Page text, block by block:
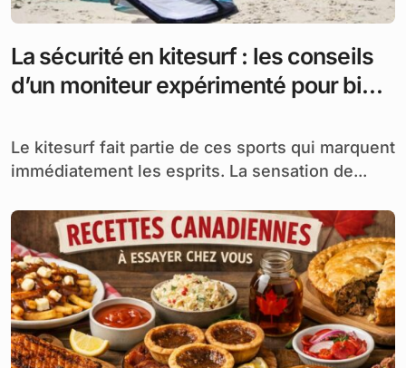
La sécurité en kitesurf : les conseils
d’un moniteur expérimenté pour bien
Le kitesurf fait partie de ces sports qui marquent
immédiatement les esprits. La sensation de...